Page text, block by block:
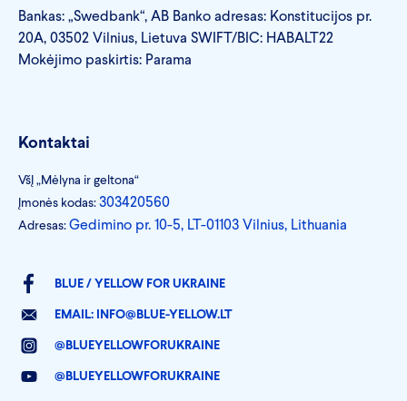
Bankas: „Swedbank“, AB Banko adresas: Konstitucijos pr.
20A, 03502 Vilnius, Lietuva SWIFT/BIC: HABALT22
Mokėjimo paskirtis: Parama
Kontaktai
VšĮ „Mėlyna ir geltona“
Įmonės kodas:303420560
Adresas:Gedimino pr. 10-5, LT-01103 Vilnius, Lithuania
BLUE / YELLOW FOR UKRAINE
EMAIL: INFO@BLUE-YELLOW.LT
@BLUEYELLOWFORUKRAINE
@BLUEYELLOWFORUKRAINE